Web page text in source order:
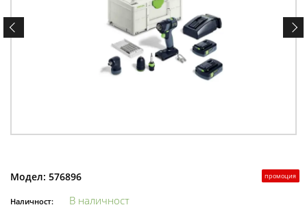
промоция
Модел: 576896
Наличност: В наличност